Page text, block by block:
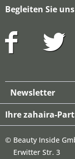
Begleiten Sie
Newsletter
Ihre zahaira-
© Beauty Inside
Erwitter Str. 3